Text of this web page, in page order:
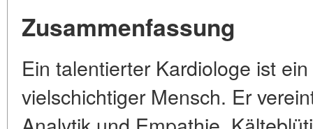
Zusammenfassung
Ein talentierter Kardiologe ist
vielschichtiger Mensch. Er